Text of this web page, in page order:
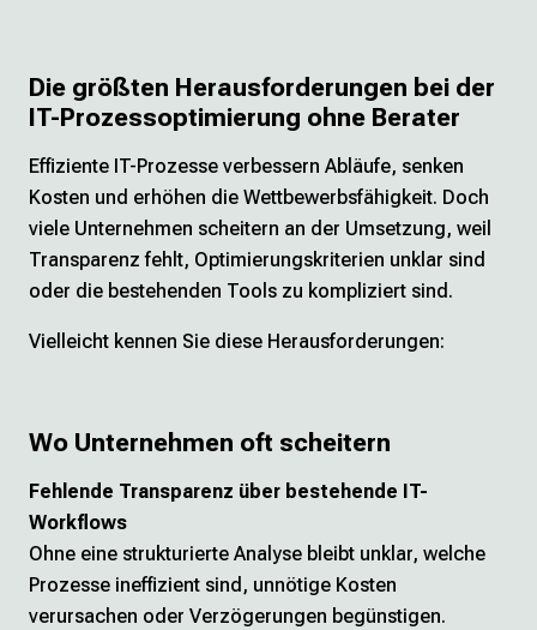
Die größten Herausforderungen bei der
IT-Prozessoptimierung ohne Berater
Effiziente IT-Prozesse verbessern Abläufe, senken
Kosten und erhöhen die Wettbewerbsfähigkeit. Doch
viele Unternehmen scheitern an der Umsetzung, weil
Transparenz fehlt, Optimierungskriterien unklar sind
oder die bestehenden Tools zu kompliziert sind.
Vielleicht kennen Sie diese Herausforderungen:
Wo Unternehmen oft scheitern
Fehlende Transparenz über bestehende IT-
Workflows
Ohne eine strukturierte Analyse bleibt unklar, welche
Prozesse ineffizient sind, unnötige Kosten
verursachen oder Verzögerungen begünstigen.